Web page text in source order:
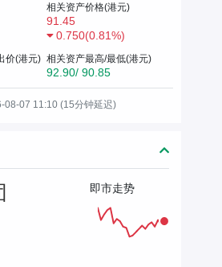
相关资产价格(港元)
91.45
0.750(0.81%)
价(港元) 相关资产最高/最低(港元)
92.90/ 90.85
08-07 11:10 (15分钟延迟)
即市走势